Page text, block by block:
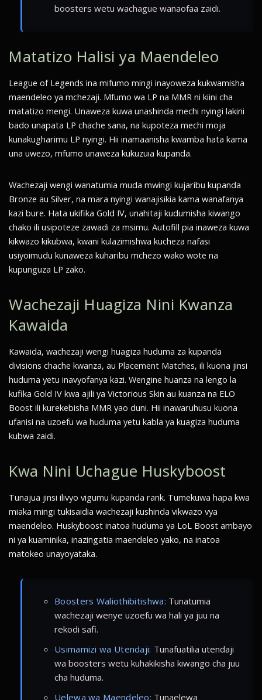
boosters wetu wachague wanaofaa zaidi.
Matatizo Halisi ya Maendeleo
League of Legends ina mifumo mingi inayoweza kukwamisha
maendeleo ya mchezaji. Mfumo wa LP na MMR ni kiini cha
matatizo mengi. Unaweza kuwa unashinda mechi nyingi lakini
bado unapata LP chache sana, na kupoteza mechi moja
kunakugharimu LP nyingi. Hii inamaanisha kwamba hata kama
una uwezo, mfumo unaweza kukuzuia kupanda.
Wachezaji wengi wanatumia muda mwingi kujaribu kupanda
Bronze au Silver, na mara nyingi wanajisikia kama wanafanya
kazi bure. Hata ukifika Gold IV, unahitaji kudumisha kiwango
chako ili usipoteze zawadi za msimu. Autofill pia inaweza kuwa
kikwazo kikubwa, kwani kulazimishwa kucheza nafasi
usiyoimudu kunaweza kuharibu mchezo wako wote na
kupunguza LP zako.
Wachezaji Huagiza Nini Kwanza
Kawaida
Kawaida, wachezaji wengi huagiza huduma za kupanda
divisions chache kwanza, au Placement Matches, ili kuona jinsi
huduma yetu inavyofanya kazi. Wengine huanza na lengo la
kufika Gold IV kwa ajili ya Victorious Skin au kuanza na ELO
Boost ili kurekebisha MMR yao duni. Hii inawaruhusu kuona
ufanisi na uzoefu wa huduma yetu kabla ya kuagiza huduma
kubwa zaidi.
Kwa Nini Uchague Huskyboost
Tunajua jinsi ilivyo vigumu kupanda rank. Tumekuwa hapa kwa
miaka mingi tukisaidia wachezaji kushinda vikwazo vya
maendeleo. Huskyboost inatoa huduma ya LoL Boost ambayo
ni ya kuaminika, inazingatia maendeleo yako, na inatoa
matokeo unayoyataka.
Boosters Waliothibitishwa: Tunatumia
wachezaji wenye uzoefu wa hali ya juu na
rekodi safi.
Usimamizi wa Utendaji: Tunafuatilia utendaji
wa boosters wetu kuhakikisha kiwango cha juu
cha huduma.
Uelewa wa Maendeleo: Tunaelewa